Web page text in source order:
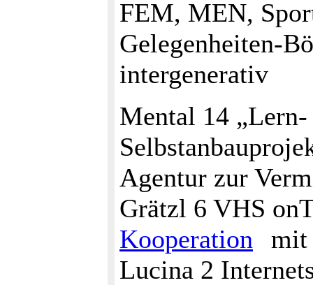
FEM, MEN,
Gelegenheiten-
intergenerativ
Mental 14
Agentur zur
Grätzl 6 VHS
Kooperation
mit
Lucina 2